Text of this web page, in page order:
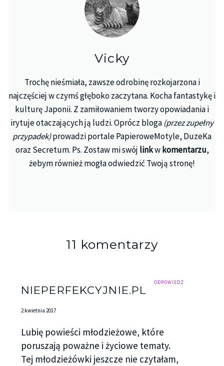
Vicky
Trochę nieśmiała, zawsze odrobinę rozkojarzona i
najczęściej w czymś głęboko zaczytana. Kocha fantastykę i
kulturę Japonii. Z zamiłowaniem tworzy opowiadania i
irytuje otaczających ją ludzi. Oprócz bloga (przez zupełny
przypadek)prowadzi portale PapieroweMotyle, DuzeKa
oraz Secretum. Ps. Zostaw mi swój linkwkomentarzu,
żebym również mogła odwiedzić Twoją stronę!
11 komentarzy
ODPOWIEDZ
NIEPERFEKCYJNIE.PL
2 kwietnia 2017
Lubię powieści młodzieżowe, które
poruszają poważne i życiowe tematy.
Tej młodzieżówki jeszcze nie czytałam,